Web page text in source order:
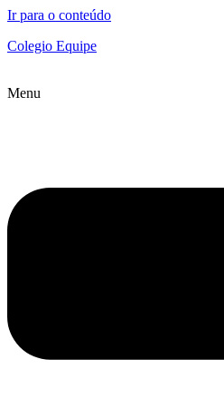
Ir para o conteúdo
Colegio Equipe
Menu